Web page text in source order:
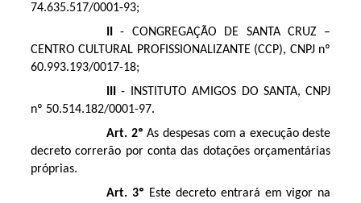
74.635.517/0001-93;
II- CONGREGAÇÃO DE SANTA CRUZ –
CENTRO CULTURAL PROFISSIONALIZANTE (CCP), CNPJ nº
60.993.193/0017-18;
III- INSTITUTO AMIGOS DO SANTA, CNPJ
nº 50.514.182/0001-97.
Art. 2ºAs despesas com a execução deste
decreto correrão por conta das dotações orçamentárias
próprias.
Art. 3º Este decreto entrará em vigor na